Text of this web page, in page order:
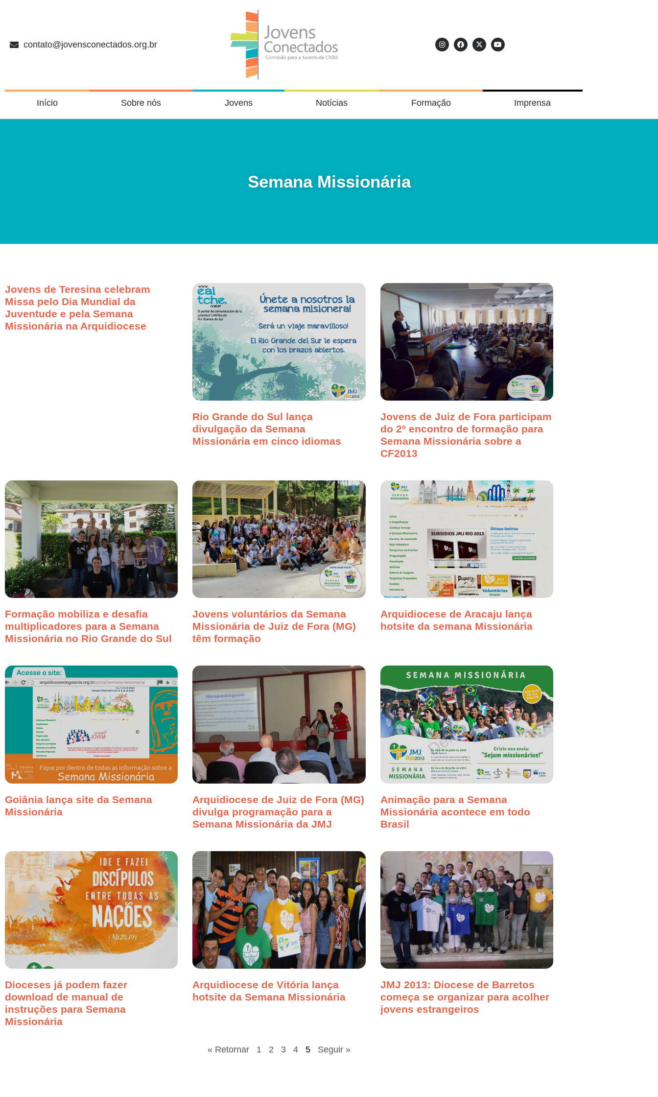
contato@jovensconectados.org.br
Início Sobre nós Jovens Notícias Formação Imprensa
Semana Missionária
Jovens de Teresina celebram
Missa pelo Dia Mundial da
Juventude e pela Semana
Missionária na Arquidiocese
Rio Grande do Sul lança
divulgação da Semana
Missionária em cinco idiomas
Jovens de Juiz de Fora participam
do 2º encontro de formação para
Semana Missionária sobre a
CF2013
Formação mobiliza e desafia
multiplicadores para a Semana
Missionária no Rio Grande do Sul
Jovens voluntários da Semana
Missionária de Juiz de Fora (MG)
têm formação
Arquidiocese de Aracaju lança
hotsite da semana Missionária
Goiânia lança site da Semana
Missionária
Arquidiocese de Juiz de Fora (MG)
divulga programação para a
Semana Missionária da JMJ
Animação para a Semana
Missionária acontece em todo
Brasil
Dioceses já podem fazer
download de manual de
instruções para Semana
Missionária
Arquidiocese de Vitória lança
hotsite da Semana Missionária
JMJ 2013: Diocese de Barretos
começa se organizar para acolher
jovens estrangeiros
« Retornar 1 2 3 4 5 Seguir »